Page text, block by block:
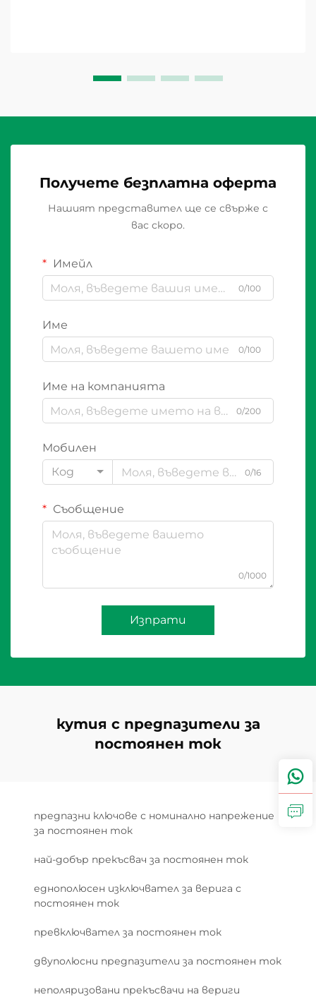
Получете безплатна оферта
Нашият представител ще се свърже с
вас скоро.
Имейл
0/100
Име
0/100
Име на компанията
0/200
Мобилен
Код
0/16
Съобщение
0/1000
Изпрати
кутия с предпазители за
постоянен ток
предпазни ключове с номинално напрежение
за постоянен ток
най-добър прекъсвач за постоянен ток
еднополюсен изключвател за верига с
постоянен ток
превключвател за постоянен ток
двуполюсни предпазители за постоянен ток
неполяризовани прекъсвачи на вериги